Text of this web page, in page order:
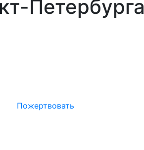
Петербурга
Пожертвовать